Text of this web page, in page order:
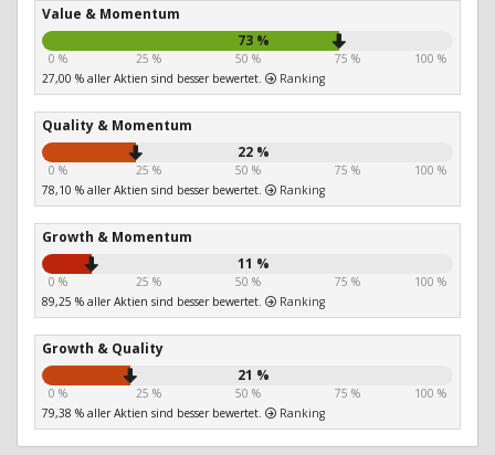
Value & Momentum
73 %
0 % 25 % 50 % 75 %
100 %
27,00 % aller Aktien sind besser bewertet.
Ranking
Quality & Momentum
22 %
0 % 25 % 50 % 75 %
100 %
78,10 % aller Aktien sind besser bewertet.
Ranking
Growth & Momentum
11 %
0 % 25 % 50 % 75 %
100 %
89,25 % aller Aktien sind besser bewertet.
Ranking
Growth & Quality
21 %
0 % 25 % 50 % 75 %
100 %
79,38 % aller Aktien sind besser bewertet.
Ranking